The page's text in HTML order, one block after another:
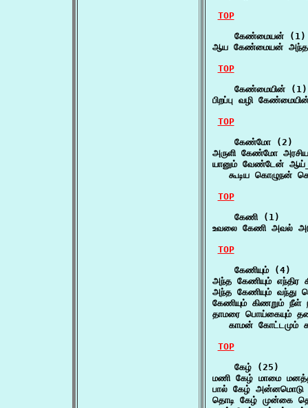
TOP
    கேண்மையன் (1)
ஆய கேண்மையன்
TOP
    கேண்மையின் (1)
பிறப்பு வழி
TOP
    கேண்மோ (2)
அருளி கேண்மோ
யானும் வேண்டேன்
கூடிய கொழுநன்
TOP
    கேணி (1)
உவலை கேணி அவல்
TOP
    கேணியும் (4)
அந்த கேணியும்
அந்த கேணியும் வந்து
கேணியும் கிணறும் நீள்
தாமரை பொய்கையும்
காமன் கோட்டமும்
TOP
    கேழ் (25)
மணி கேழ் மாமை
பால் கேழ் அன்னமொடு
தொடி கேழ் முன்கை